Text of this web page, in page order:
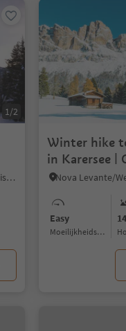
1/2
Ortisei/Urtijëi/St. Ulrich/Urtijëi, Urtijëi/Ortisei, Dolomites Region Val Gardena
Winter hike
in Karersee |
Easy
Moeilijkheidsgraad